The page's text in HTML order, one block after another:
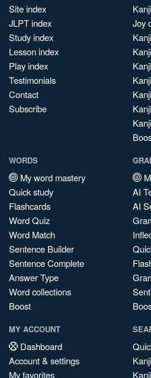
Site index
JLPT index
Study index
Lesson index
Play index
Testimonials
Contact
Subscribe
Joy
WORDS
My word mastery
Quick study
Flashcards
Word Quiz
Word Match
Sentence Builder
Sentence Complete
Answer Type
Word collections
Boost
AI
AI
MY ACCOUNT
Dashboard
Account & settings
My favorites